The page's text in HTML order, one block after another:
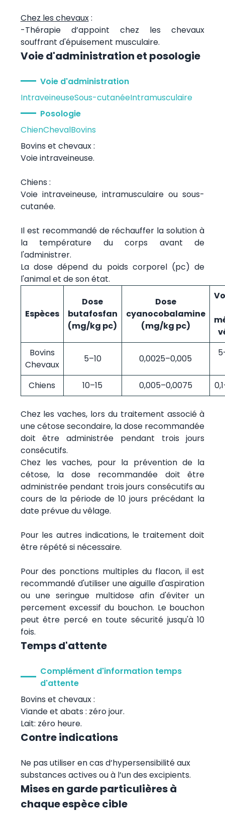
Chez les chevaux:
-Thérapie d’appoint chez les chevaux
souffrant d'épuisement musculaire.
Voie d'administration et posologie
Voie d'administration
IntraveineuseSous-cutanéeIntramusculaire
Posologie
ChienChevalBovins
Bovins et chevaux :
Voie intraveineuse.
Chiens :
Voie intraveineuse, intramusculaire ou sous-
cutanée.
Il est recommandé de réchauffer la solution à
la température du corps avant de
l'administrer.
La dose dépend du poids corporel (pc) de
l'animal et de son état.
Espèces
Dose
butafosfan
(mg/kg pc)
Dose
cyanocobalamine
(mg/kg pc)
Bovins
Chevaux
5–10 0,0025–0,005
Chiens 10–15 0,005–0,0075
Chez les vaches, lors du traitement associé à
une cétose secondaire, la dose recommandée
doit être administrée pendant trois jours
consécutifs.
Chez les vaches, pour la prévention de la
cétose, la dose recommandée doit être
administrée pendant trois jours consécutifs au
cours de la période de 10 jours précédant la
date prévue du vêlage.
Pour les autres indications, le traitement doit
être répété si nécessaire.
Pour des ponctions multiples du flacon, il est
recommandé d'utiliser une aiguille d'aspiration
ou une seringue multidose afin d'éviter un
percement excessif du bouchon. Le bouchon
peut être percé en toute sécurité jusqu'à 10
fois.
Temps d'attente
Complément d'information temps
d'attente
Bovins et chevaux :
Viande et abats : zéro jour.
Lait: zéro heure.
Contre indications
Ne pas utiliser en cas d’hypersensibilité aux
substances actives ou à l’un des excipients.
Mises en garde particulières à
chaque espèce cible